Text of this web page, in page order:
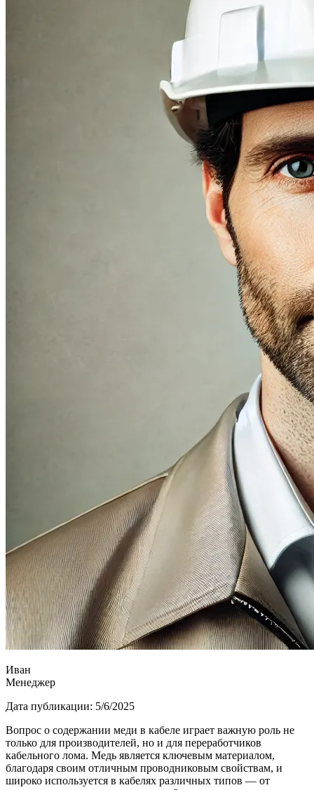
Иван
Менеджер
Дата публикации: 5/6/2025
Вопрос о содержании меди в кабеле играет важную роль не
только для производителей, но и для переработчиков
кабельного лома. Медь является ключевым материалом,
благодаря своим отличным проводниковым свойствам, и
широко используется в кабелях различных типов — от